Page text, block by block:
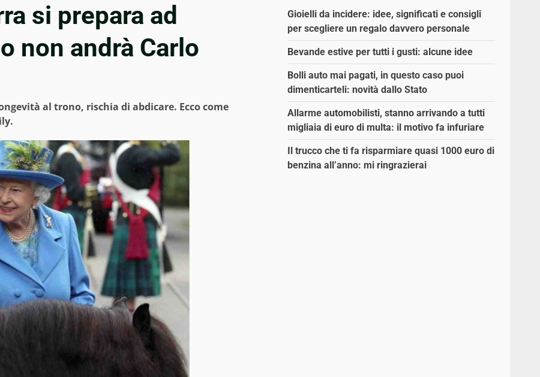
si prepara ad
non andrà Carlo
al trono, rischia di abdicare. Ecco come
Gioielli da incidere: idee, significati e consigli
per scegliere un regalo davvero personale
Bevande estive per tutti i gusti: alcune idee
Bolli auto mai pagati, in questo caso puoi
dimenticarteli: novità dallo Stato
Allarme automobilisti, stanno arrivando a tutti
migliaia di euro di multa: il motivo fa infuriare
Il trucco che ti fa risparmiare quasi 1000 euro di
benzina all’anno: mi ringrazierai